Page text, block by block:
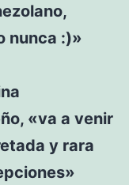
nunca :)»
«va a venir
y rara